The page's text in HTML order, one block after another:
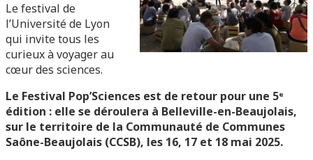
Le festival de
l’Université de Lyon
qui invite tous les
curieux à voyager au
cœur des sciences.
Le Festival Pop’Sciences est de retour pour une 5ᵉ
édition : elle se déroulera à Belleville-en-Beaujolais,
sur le territoire de la Communauté de Communes
Saône-Beaujolais (CCSB), les 16, 17 et 18 mai 2025.